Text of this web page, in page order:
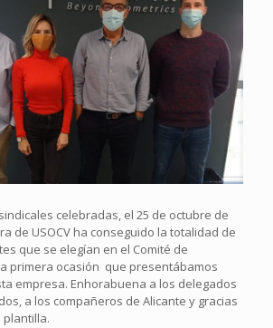
celebradas, el 25 de octubre de
de USOCV ha conseguido la totalidad de
que se elegían en el Comité de
primera ocasión que presentábamos
empresa. Enhorabuena a los delegados
a los compañeros de Alicante y gracias
plantilla.